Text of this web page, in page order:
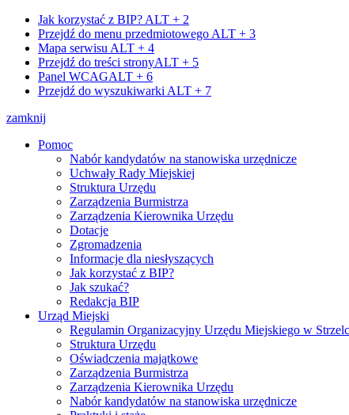
Jak korzystać z BIP? ALT + 2
Przejdź do menu przedmiotowego ALT + 3
Mapa serwisu ALT + 4
Przejdź do treści stronyALT + 5
Panel WCAGALT + 6
Przejdź do wyszukiwarki ALT + 7
zamknij
Pomoc
Nabór kandydatów na stanowiska urzędnicze
Uchwały Rady Miejskiej
Struktura Urzędu
Zarządzenia Burmistrza
Zarządzenia Kierownika Urzędu
Dotacje
Zgromadzenia
Informacje dla niesłyszących
Jak korzystać z BIP?
Jak szukać?
Redakcja BIP
Urząd Miejski
Regulamin Organizacyjny Urzędu Miejskiego w
Struktura Urzędu
Oświadczenia majątkowe
Zarządzenia Burmistrza
Zarządzenia Kierownika Urzędu
Nabór kandydatów na stanowiska urzędnicze